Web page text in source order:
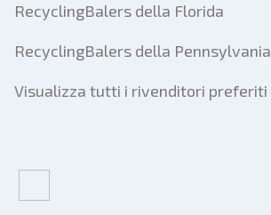
RecyclingBalers della Florida
RecyclingBalers della Pennsylvania
Visualizza tutti i rivenditori preferiti